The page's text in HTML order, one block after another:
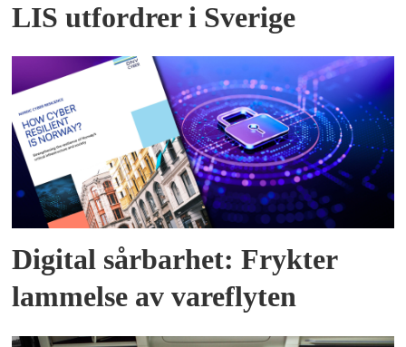
LIS utfordrer i Sverige
Digital sårbarhet: Frykter
lammelse av vareflyten